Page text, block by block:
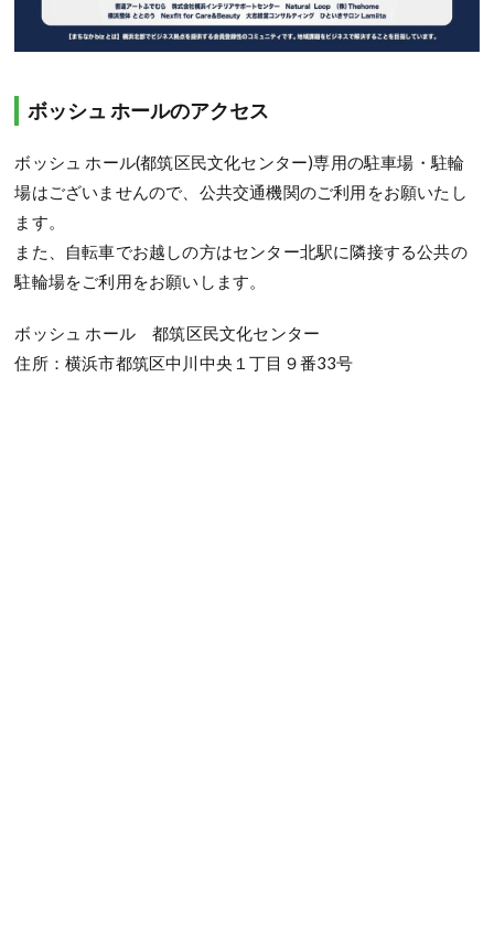
ボッシュ ホールのアクセス
ボッシュ ホール(都筑区民文化センター)専用の駐車場・駐輪
場はございませんので、公共交通機関のご利用をお願いたし
ます。
また、自転車でお越しの方はセンター北駅に隣接する公共の
駐輪場をご利用をお願いします。
ボッシュ ホール 都筑区民文化センター
住所：横浜市都筑区中川中央１丁目９番33号